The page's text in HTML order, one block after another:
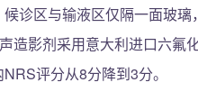
诊区与输液区仅隔一面玻
造影剂采用意大利进口六氟
评分从8分降到3分。